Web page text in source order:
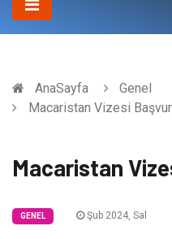
AnaSayfa
Genel
Macaristan Vizesi
Macaristan
GENEL Şub 2024, Sal